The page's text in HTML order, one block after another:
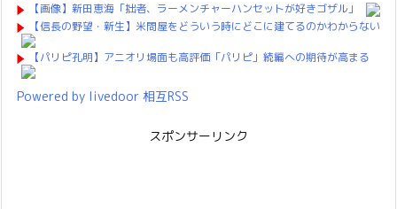
【画像】新田恵海「拙者、ラーメンチャーハンセットが好きゴザル」
【信長の野望・新生】米問屋をどういう時にどこに建てるのかわからない
【パリピ孔明】アニオリ場面も高評価「パリピ」続編への期待が高まる
Powered by livedoor 相互RSS
スポンサーリンク